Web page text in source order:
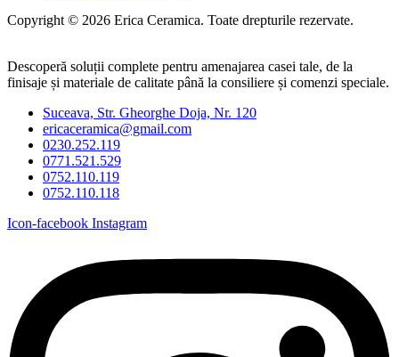
Copyright © 2026 Erica Ceramica. Toate drepturile rezervate.
Descoperă soluții complete pentru amenajarea casei tale, de la
finisaje și materiale de calitate până la consiliere și comenzi speciale.
Suceava, Str. Gheorghe Doja, Nr. 120
ericaceramica@gmail.com
0230.252.119
0771.521.529
0752.110.119
0752.110.118
Icon-facebook Instagram